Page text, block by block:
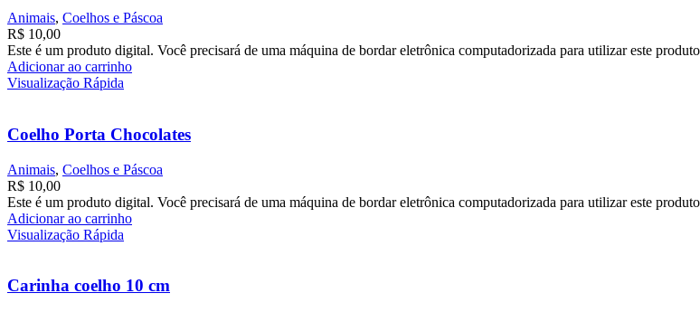
Animais, Coelhos e Páscoa
R$ 10,00
Este é um produto digital. Você precisará de uma máquina de bordar eletrônica computadorizada para utilizar este
Adicionar ao carrinho
Visualização Rápida
Coelho Porta Chocolates
Animais, Coelhos e Páscoa
R$ 10,00
Este é um produto digital. Você precisará de uma máquina de bordar eletrônica computadorizada para utilizar este
Adicionar ao carrinho
Visualização Rápida
Carinha coelho 10 cm